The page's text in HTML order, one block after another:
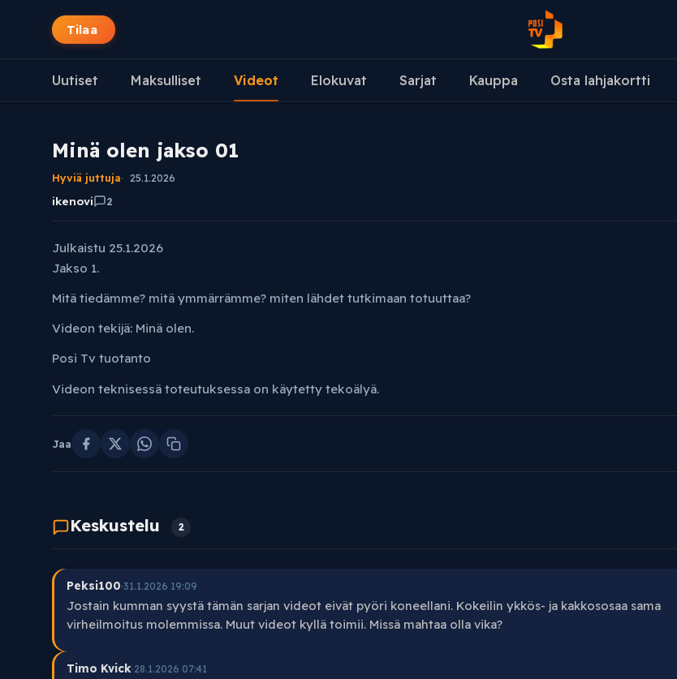
Tilaa
Uutiset Maksulliset Videot Elokuvat Sarjat Kauppa Osta lahjakortti
Minä olen jakso 01
Hyviä juttuja 25.1.2026
ikenovi 2
Julkaistu 25.1.2026
Jakso 1.
Mitä tiedämme? mitä ymmärrämme? miten lähdet tutkimaan totuuttaa?
Videon tekijä: Minä olen.
Posi Tv tuotanto
Videon teknisessä toteutuksessa on käytetty tekoälyä.
Jaa
Keskustelu 2
Peksi100·31.1.2026 19:09
Jostain kumman syystä tämän sarjan videot eivät pyöri koneellani. Kokeilin ykkös- ja kakkososaa sama
virheilmoitus molemmissa. Muut videot kyllä toimii. Missä mahtaa olla vika?
Timo Kvick·28.1.2026 07:41